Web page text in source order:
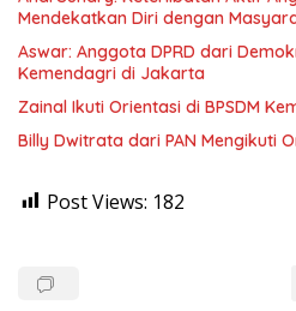
Mendekatkan Diri dengan
Aswar: Anggota DPRD dari
Kemendagri di Jakarta
Zainal Ikuti Orientasi di BPSDM
Billy Dwitrata dari PAN Mengikuti
Post Views: 182